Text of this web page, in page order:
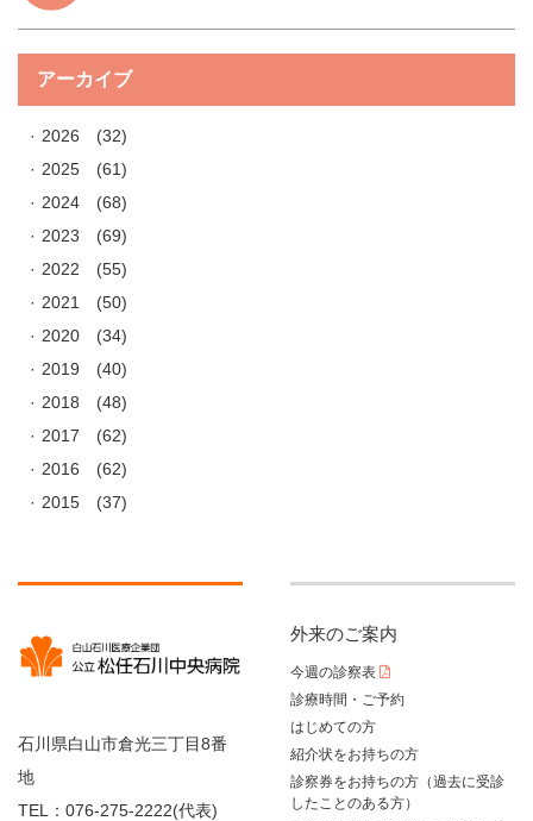
アーカイブ
2026
(32)
2025
(61)
2024
(68)
2023
(69)
2022
(55)
2021
(50)
2020
(34)
2019
(40)
2018
(48)
2017
(62)
2016
(62)
2015
(37)
石川県白山市倉光三丁目8番
地
TEL：076-275-2222(代表)
外来のご案内
今週の診察表
診療時間・ご予約
はじめての方
紹介状をお持ちの方
診察券をお持ちの方（過去に受診
したことのある方）